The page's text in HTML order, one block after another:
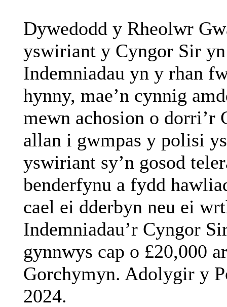
Dywedodd y Rheolwr
yswirianty Cyngor Sir yn
Indemniadau yn y rhan
hynny, mae’n cynnig
mewn achosion o dorri’r
allan i gwmpas y polisi
yswiriant sy’n gosod
benderfynu a fydd
cael ei dderbyn neu ei
Indemniadau’rCyngor
gynnwys cap o £20,000 ar
Gorchymyn. Adolygiry
2024.